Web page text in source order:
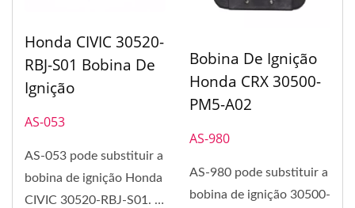
Honda CIVIC 30520-
RBJ-S01 Bobina De
Ignição
AS-053
AS-053 pode substituir a
bobina de ignição Honda
CIVIC 30520-RBJ-S01. A
Bobina De Ignição
Honda CRX 30500-
PM5-A02
AS-980
AS-980 pode substituir a
bobina de ignição 30500-